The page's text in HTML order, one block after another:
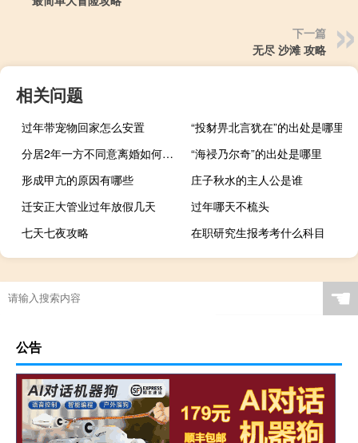
下一篇
无尽 沙滩 攻略
相关问题
过年带宠物回家怎么安置
“投豺畀北言犹在”的出处是哪里
分居2年一方不同意离婚如何解决
“海祲乃尔奇”的出处是哪里
形成甲亢的原因有哪些
庄子秋水的主人公是谁
迁安正大管业过年放假几天
过年哪天不梳头
七天七夜攻略
在职研究生报考考什么科目
☚
公告